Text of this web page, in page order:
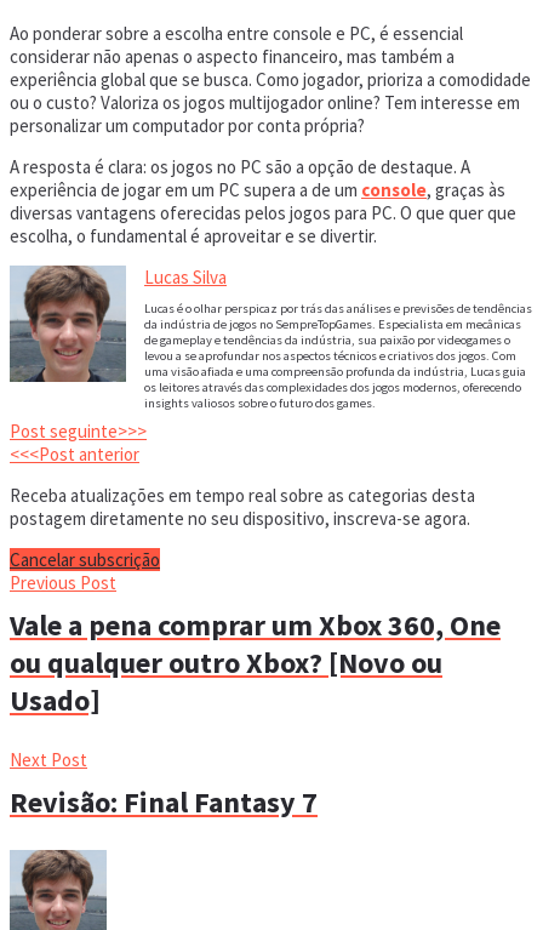
Ao ponderar sobre a escolha entre console e PC, é essencial
considerar não apenas o aspecto financeiro, mas também a
experiência global que se busca. Como jogador, prioriza a comodidade
ou o custo? Valoriza os jogos multijogador online? Tem interesse em
personalizar um computador por conta própria?
A resposta é clara: os jogos no PC são a opção de destaque. A
experiência de jogar em um PC supera a de um console, graças às
diversas vantagens oferecidas pelos jogos para PC. O que quer que
escolha, o fundamental é aproveitar e se divertir.
Lucas Silva
Lucas é o olhar perspicaz por trás das análises e previsões de tendências
da indústria de jogos no SempreTopGames. Especialista em mecânicas
de gameplay e tendências da indústria, sua paixão por videogames o
levou a se aprofundar nos aspectos técnicos e criativos dos jogos. Com
uma visão afiada e uma compreensão profunda da indústria, Lucas guia
os leitores através das complexidades dos jogos modernos, oferecendo
insights valiosos sobre o futuro dos games.
Post seguinte>>>
<<<Post anterior
Receba atualizações em tempo real sobre as categorias desta
postagem diretamente no seu dispositivo, inscreva-se agora.
Cancelar subscrição
Previous Post
Vale a pena comprar um Xbox 360, One
ou qualquer outro Xbox? [Novo ou
Usado]
Next Post
Revisão: Final Fantasy 7